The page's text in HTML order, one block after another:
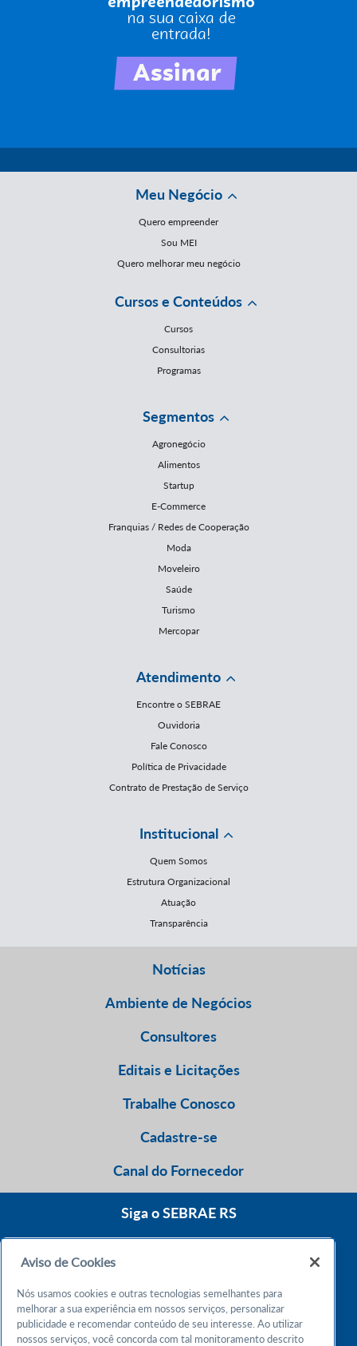
Meu Negócio
Quero empreender
Sou MEI
Quero melhorar meu negócio
Cursos e Conteúdos
Cursos
Consultorias
Programas
Segmentos
Agronegócio
Alimentos
Startup
E-Commerce
Franquias / Redes de Cooperação
Moda
Moveleiro
Saúde
Turismo
Mercopar
Atendimento
Encontre o SEBRAE
Ouvidoria
Fale Conosco
Política de Privacidade
Contrato de Prestação de Serviço
Institucional
Quem Somos
Estrutura Organizacional
Atuação
Transparência
Notícias
Ambiente de Negócios
Consultores
Editais e Licitações
Trabalhe Conosco
Cadastre-se
Canal do Fornecedor
Siga o SEBRAE RS
Atendimento 24h
Aviso de Cookies
Nós usamos cookies e outras tecnologias semelhantes para
melhorar a sua experiência em nossos serviços, personalizar
publicidade e recomendar conteúdo de seu interesse. Ao utilizar
nossos serviços, você concorda com tal monitoramento descrito